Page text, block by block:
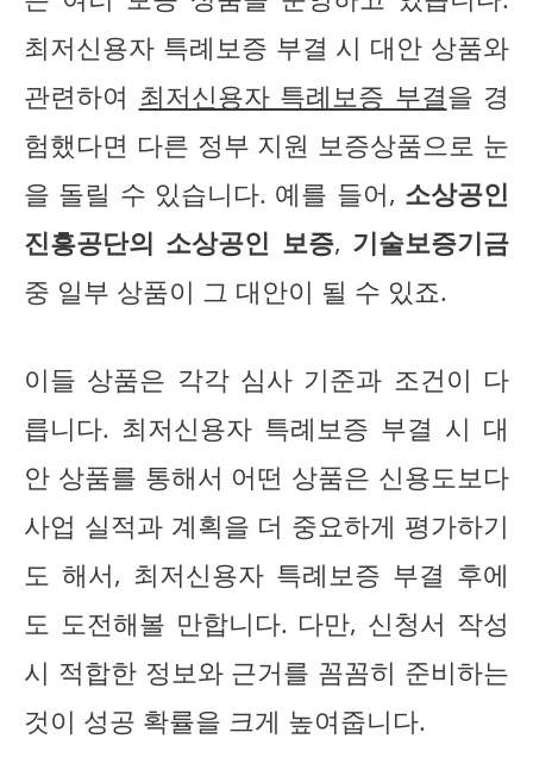
최저신용자 특례보증 부결 시 대안 상품와
관련하여 최저신용자 특례보증 부결을 경
험했다면 다른 정부 지원 보증상품으로 눈
을 돌릴 수 있습니다. 예를 들어, 소상공인
진흥공단의 소상공인 보증, 기술보증기금
중 일부 상품이 그 대안이 될 수 있죠.
이들 상품은 각각 심사 기준과 조건이 다
릅니다. 최저신용자 특례보증 부결 시 대
안 상품를 통해서 어떤 상품은 신용도보다
사업 실적과 계획을 더 중요하게 평가하기
도 해서, 최저신용자 특례보증 부결 후에
도 도전해볼 만합니다. 다만, 신청서 작성
시 적합한 정보와 근거를 꼼꼼히 준비하는
것이 성공 확률을 크게 높여줍니다.